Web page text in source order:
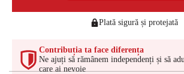
Plată sigură și protejată
Contribuția ta face diferența
Ne ajuți să rămânem independenți și să
care ai nevoie